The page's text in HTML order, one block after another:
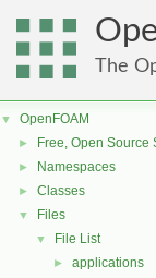
The
▼ OpenFOAM
► Free, Open Source
► Namespaces
► Classes
▼ Files
▼ File List
► applications